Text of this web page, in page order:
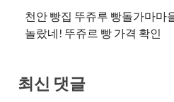
천안 빵집 뚜쥬루 빵돌가마마
놀랐네! 뚜쥬르 빵 가격 확인
최신 댓글